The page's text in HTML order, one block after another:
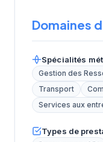
Domaines
Spécialités
Gestion des
Transport
Services aux
Types de